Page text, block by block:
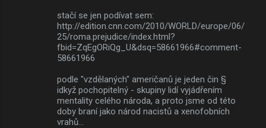
stačí se jen podívat sem:
http://edition.cnn.com/2010/WORLD/europe/06/
25/roma.prejudice/index.html?
fbid=ZqEgORiQg_U&dsq=58661966#comment-
58661966
podle "vzdělaných" američanů je jeden čin §
idkyž pochopitelný - skupiny lidí vyjádřením
mentality celého národa, a proto jsme od této
doby braní jako národ nacistů a xenofobních
vrahů...